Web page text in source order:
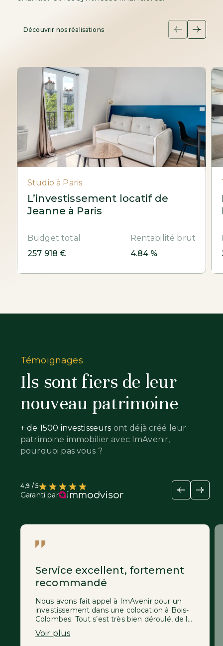
Découvrir nos réalisations
Studio à Paris
L’investissement locatif de
Jeanne à Paris
Budget total
257 918 €
Rentabilité brut
4.84 %
Témoignages
Ils sont fiers de leur
nouveau patrimoine
+ de 1500 investisseurs ont déjà créé leur
patrimoine immobilier avec ImAvenir,
pourquoi pas vous ?
4,9 / 5
Garanti par
Service excellent, fortement
recommandé
Nous avons fait appel à ImAvenir pour un
investissement dans une colocation à Bois-
Colombes. Tout s’est très bien déroulé, de la
recherche de l’appartement jusqu’aux
travaux de rénovation importants. Des
Voir plus